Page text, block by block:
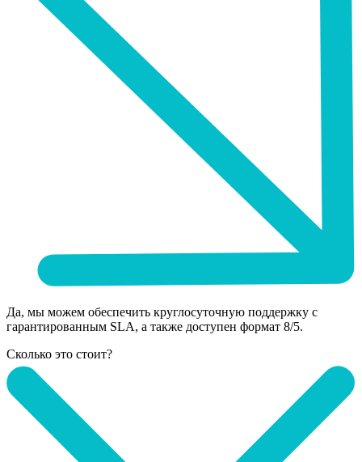
Да, мы можем обеспечить круглосуточную поддержку с
гарантированным SLA, а также доступен формат 8/5.
Сколько это стоит?